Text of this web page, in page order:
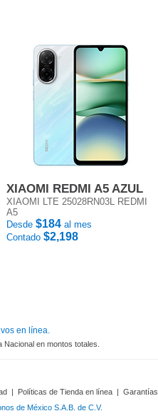
XIAOMI REDMI A5 AZUL
XIAOMI LTE 25028RN03L REDMI
A5
Desde $184 al mes
Contado $2,198
en línea.
en montos totales.
| Políticas de Tienda en línea | Garantías
de México S.A.B. de C.V.